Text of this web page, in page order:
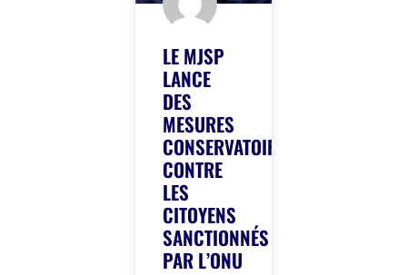
LE MJSP
LANCE
DES
MESURES
CONSERVATOIRES
CONTRE
LES
CITOYENS
SANCTIONNÉS
PAR L’ONU